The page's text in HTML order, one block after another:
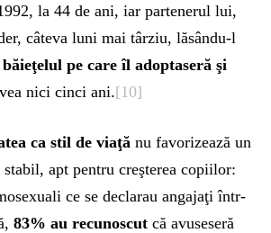
la 44 de ani, iar partenerul lui,
câteva luni mai târziu, lăsându-l
pe care îl adoptaseră şi
nici cinci ani.[10]
ca stil de viaţă nu favorizează un
apt pentru creşterea copiilor:
ce se declarau angajaţi într-
83% au recunoscut că avuseseră